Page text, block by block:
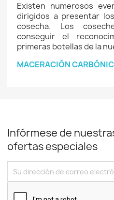
Existen numerosos
dirigidos a presentar
cosecha. Los
conseguir el
primeras botellas de la
MACERACIÓN
Infórmese de
ofertas especiales